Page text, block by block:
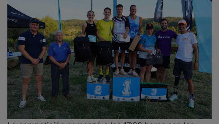
La competición comenzó a las 17:00 horas con las